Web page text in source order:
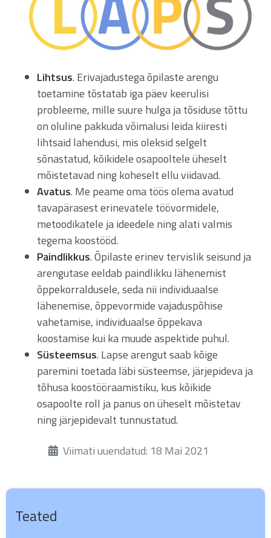
Lihtsus. Erivajadustega õpilaste arengu
toetamine tõstatab iga päev keerulisi
probleeme, mille suure hulga ja tõsiduse tõttu
on oluline pakkuda võimalusi leida kiiresti
lihtsaid lahendusi, mis oleksid selgelt
sõnastatud, kõikidele osapooltele üheselt
mõistetavad ning koheselt ellu viidavad.
Avatus. Me peame oma töös olema avatud
tavapärasest erinevatele töövormidele,
metoodikatele ja ideedele ning alati valmis
tegema koostööd.
Paindlikkus. Õpilaste erinev tervislik seisund ja
arengutase eeldab paindlikku lähenemist
õppekorraldusele, seda nii individuaalse
lähenemise, õppevormide vajaduspõhise
vahetamise, individuaalse õppekava
koostamise kui ka muude aspektide puhul.
Süsteemsus. Lapse arengut saab kõige
paremini toetada läbi süsteemse, järjepideva ja
tõhusa koostööraamistiku, kus kõikide
osapoolte roll ja panus on üheselt mõistetav
ning järjepidevalt tunnustatud.
ÜksikasjadViimati uuendatud: 18 Mai 2021
Teated